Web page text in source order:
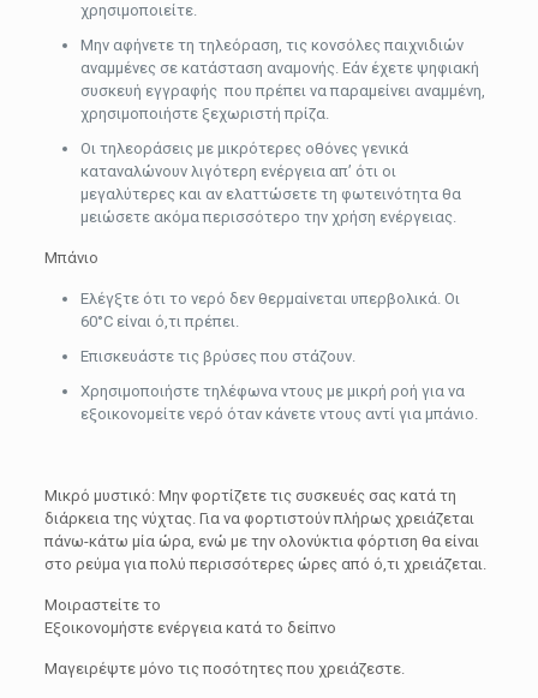
χρησιμοποιείτε.
Μην αφήνετε τη τηλεόραση, τις κονσόλες παιχνιδιών
αναμμένες σε κατάσταση αναμονής. Εάν έχετε ψηφιακή
συσκευή εγγραφής που πρέπει να παραμείνει αναμμένη,
χρησιμοποιήστε ξεχωριστή πρίζα.
Οι τηλεοράσεις με μικρότερες οθόνες γενικά
καταναλώνουν λιγότερη ενέργεια απ’ ότι οι
μεγαλύτερες και αν ελαττώσετε τη φωτεινότητα θα
μειώσετε ακόμα περισσότερο την χρήση ενέργειας.
Μπάνιο
Ελέγξτε ότι το νερό δεν θερμαίνεται υπερβολικά. Οι
60°C είναι ό,τι πρέπει.
Επισκευάστε τις βρύσες που στάζουν.
Χρησιμοποιήστε τηλέφωνα ντους με μικρή ροή για να
εξοικονομείτε νερό όταν κάνετε ντους αντί για μπάνιο.
Μικρό μυστικό: Μην φορτίζετε τις συσκευές σας κατά τη
διάρκεια της νύχτας. Για να φορτιστούν πλήρως χρειάζεται
πάνω-κάτω μία ώρα, ενώ με την ολονύκτια φόρτιση θα είναι
στο ρεύμα για πολύ περισσότερες ώρες από ό,τι χρειάζεται.
Μοιραστείτε το
Εξοικονομήστε ενέργεια κατά το δείπνο
Μαγειρέψτε μόνο τις ποσότητες που χρειάζεστε.